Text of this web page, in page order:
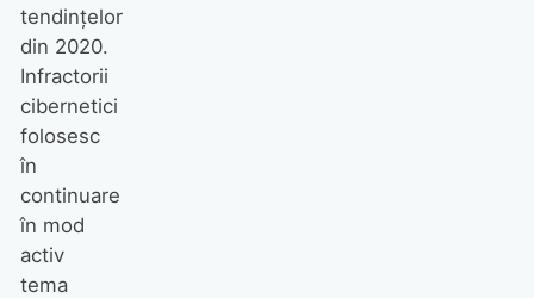
tendințelor
din 2020.
Infractorii
cibernetici
folosesc
în
continuare
în mod
activ
tema